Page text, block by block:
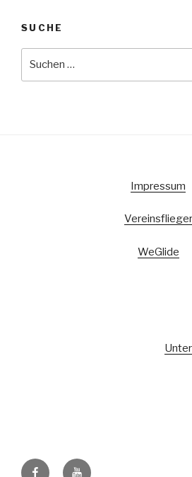
für
die
Interflug“
SUCHE
Impressum
Vereinsflieger
WeGlide
FacebookYoutube